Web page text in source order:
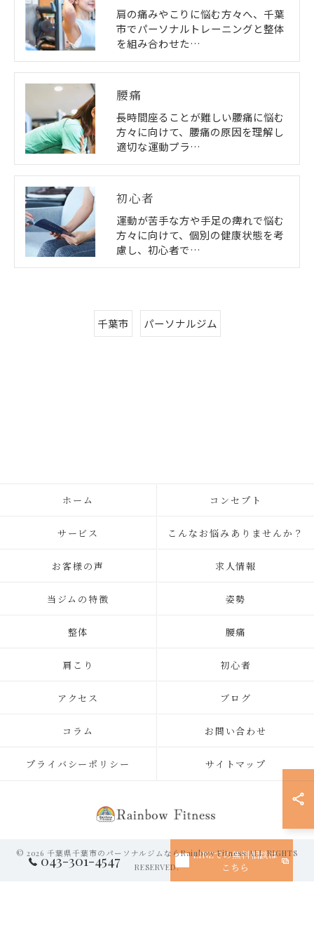
肩の痛みやこりに悩む方々へ、千葉
市でパーソナルトレーニングと整体
を組み合わせた…
腰痛
長時間座ることが難しい腰痛に悩む
方々に向けて、腰痛の原因を理解し
適切な運動プラ…
初心者
運動が苦手な方や手足の痺れで悩む
方々に向けて、個別の健康状態を考
慮し、初心者で…
千葉市 パーソナルジム
043-301-4547
LINEでの無料相談は
こちら
ホーム コンセプト
サービス こんなお悩みありませんか？
お客様の声 求人情報
当ジムの特徴 姿勢
整体 腰痛
肩こり 初心者
アクセス ブログ
コラム お問い合わせ
プライバシーポリシー サイトマップ
© 2026 千葉県千葉市のパーソナルジムならRainbow Fitness ALL RIGHTS
RESERVED.